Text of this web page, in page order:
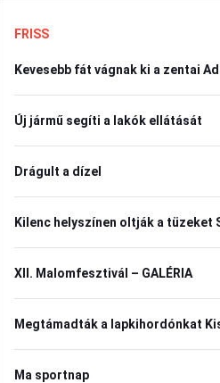
FRISS
Kevesebb fát vágnak ki a zentai
Új jármű segíti a lakók ellátását
Drágult a dízel
Kilenc helyszínen oltják a tüzeket
XII. Malomfesztivál – GALÉRIA
Megtámadták a lapkihordónkat
Ma sportnap